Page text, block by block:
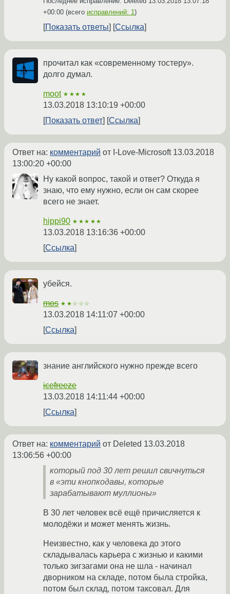
+00:00 (всего исправлений: 1)
Показать ответы Ссылка
прочитал как «современному тостеру».
долго думал.
moot ★★★★
13.03.2018 13:10:19 +00:00
Показать ответ
Ссылка
Ответ на: комментарий от I-Love-Microsoft 13.03.2018
13:00:20 +00:00
Ну какой вопрос, такой и ответ? Откуда я
знаю, что ему нужно, если он сам скорее
всего не знает.
hippi90 ★★★★★
13.03.2018 13:16:36 +00:00
Ссылка
убейся.
mos ★★☆☆☆
13.03.2018 14:11:07 +00:00
Ссылка
знание английского нужно прежде всего
icefreeze
13.03.2018 14:11:44 +00:00
Ссылка
Ответ на: комментарий от Deleted 13.03.2018
13:06:56 +00:00
который под 30 лет решил свичнуться
в «эти кнопкодавы, которые
зарабатывают муллионы»
В 30 лет человек всё ещё причисляется к
молодёжи и может менять жизнь.
Неизвестно, как у человека до этого
складывалась карьера с жизнью и какими
только зигзагами она не шла - начинал
дворником на складе, потом была стройка,
потом был склад, потом таксовал. Для